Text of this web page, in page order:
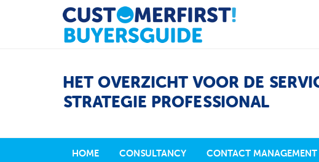
HET OVERZICHT VOOR DE
STRATEGIE PROFESSIONAL
HOME CONSULTANCY CONTACT MANAGEMENT